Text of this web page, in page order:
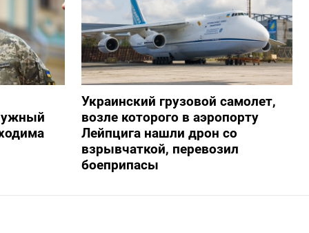
Украинский грузовой самолет,
возле которого в аэропорту
Лейпцига нашли дрон со
взрывчаткой, перевозил
боеприпасы